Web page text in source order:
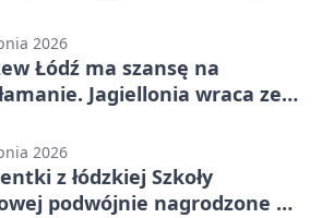
2026
Łódź ma szansę na
Jagiellonia wraca ze
2026
z łódzkiej Szkoły
podwójnie nagrodzone na